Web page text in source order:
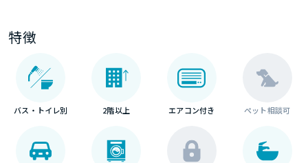
特徴
バス・トイレ別 2階以上 エアコン付き ペット相談可